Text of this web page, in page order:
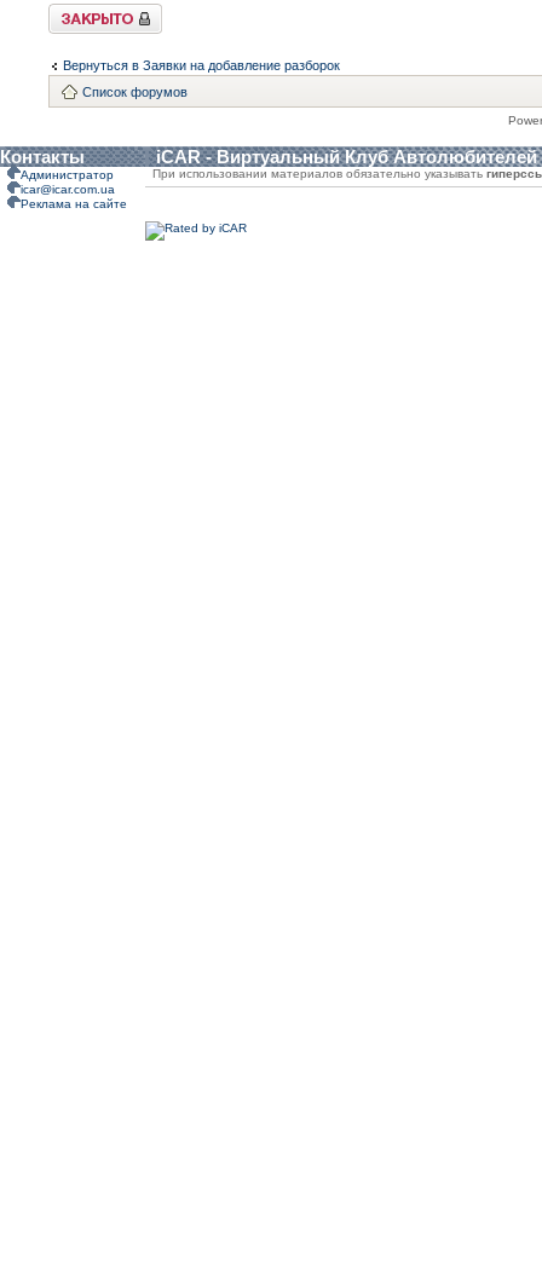
Закрыто
Вернуться в Заявки на добавление разборок
Список форумов
Контакты iCAR - Виртуальный Клуб Автолюбителей
Администратор
icar@icar.com.ua
Реклама на сайте
При использовании материалов обязательно указывать